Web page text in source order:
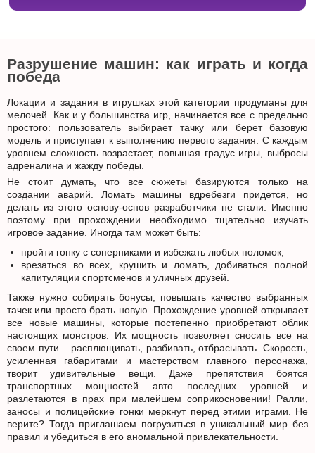
Разрушение машин: как играть и когда
победа
Локации и задания в игрушках этой категории продуманы для
мелочей. Как и у большинства игр, начинается все с предельно
простого: пользователь выбирает тачку или берет базовую
модель и приступает к выполнению первого задания. С каждым
уровнем сложность возрастает, повышая градус игры, выбросы
адреналина и жажду победы.
Не стоит думать, что все сюжеты базируются только на
создании аварий. Ломать машины вдребезги придется, но
делать из этого основу-основ разработчики не стали. Именно
поэтому при прохождении необходимо тщательно изучать
игровое задание. Иногда там может быть:
пройти гонку с соперниками и избежать любых поломок;
врезаться во всех, крушить и ломать, добиваться полной
капитуляции спортсменов и уличных друзей.
Также нужно собирать бонусы, повышать качество выбранных
тачек или просто брать новую. Прохождение уровней открывает
все новые машины, которые постепенно приобретают облик
настоящих монстров. Их мощность позволяет сносить все на
своем пути – расплющивать, разбивать, отбрасывать. Скорость,
усиленная габаритами и мастерством главного персонажа,
творит удивительные вещи. Даже препятствия боятся
транспортных мощностей авто последних уровней и
разлетаются в прах при малейшем соприкосновении! Ралли,
заносы и полицейские гонки меркнут перед этими играми. Не
верите? Тогда приглашаем погрузиться в уникальный мир без
правил и убедиться в его аномальной привлекательности.